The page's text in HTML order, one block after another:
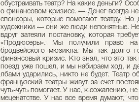
обустраивать театр? На какие деньги?
о финансовом кризисе. — Денег всегда
спонсоры, которые помогают театру. Но
художники — они же люди непонятные.
вдруг затеяли постановку, которая
«Продюсеры». Мы получили право на
бродвейского мюзикла. Мы так долго
финансовый кризис. Кто знал, что это
поезд уже пошел, и мы набираем ход, и
лбами ударились, никто не будет. Театр
французский театры живут за счет
чуть-чуть помогает. У нас, к сожалению,
меценатстве. У нас все время думают,